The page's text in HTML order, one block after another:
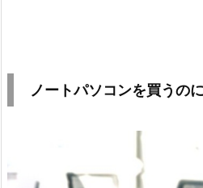
ノートパソコンを買うの